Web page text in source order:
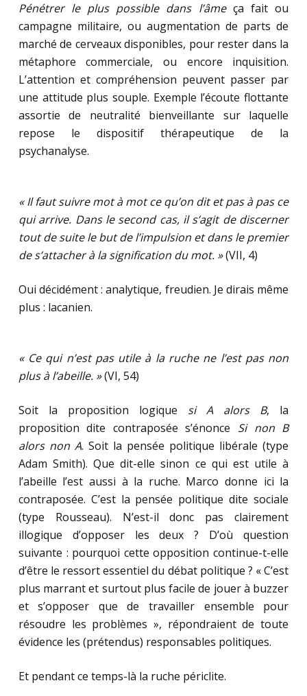
Pénétrer le plus possible dans l’âmeça fait ou
campagne militaire, ou augmentation de parts de
marché de cerveaux disponibles, pour rester dans la
métaphore commerciale, ou encore inquisition.
L’attention et compréhension peuvent passer par
une attitude plus souple. Exemple l’écoute flottante
assortie de neutralité bienveillante sur laquelle
repose le dispositif thérapeutique de la
psychanalyse.
« Il faut suivre mot à mot ce qu’on dit et pas à pas ce
qui arrive. Dans le second cas, il s’agit de discerner
tout de suite le but de l’impulsion et dans le premier
de s’attacher à la signification du mot. »(VII, 4)
Oui décidément : analytique, freudien. Je dirais même
plus : lacanien.
« Ce qui n’est pas utile à la ruche ne l’est pas non
plus à l’abeille. »(VI, 54)
Soit la proposition logique si A alors B, la
proposition dite contraposée s’énonce Si non B
alors non A. Soit la pensée politique libérale (type
Adam Smith). Que dit-elle sinon ce qui est utile à
l’abeille l’est aussi à la ruche. Marco donne ici la
contraposée. C’est la pensée politique dite sociale
(type Rousseau). N’est-il donc pas clairement
illogique d’opposer les deux ? D’où question
suivante : pourquoi cette opposition continue-t-elle
d’être le ressort essentiel du débat politique ? « C’est
plus marrant et surtout plus facile de jouer à buzzer
et s’opposer que de travailler ensemble pour
résoudre les problèmes », répondraient de toute
évidence les (prétendus) responsables politiques.
Et pendant ce temps-là la ruche périclite.